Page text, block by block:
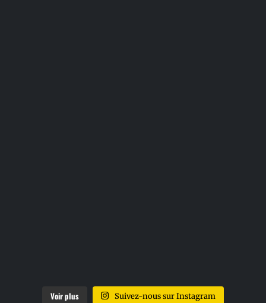
Voir plus Suivez-nous sur Instagram